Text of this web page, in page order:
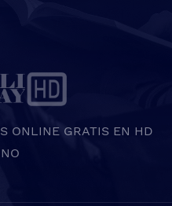
ONLINE GRATIS EN HD